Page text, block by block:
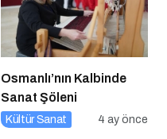
Osmanlı’nın Kalbinde
Sanat Şöleni
Kültür Sanat 4 ay önce